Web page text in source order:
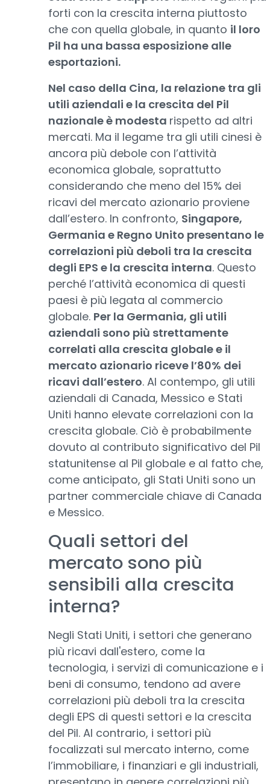
forti con la crescita interna piuttosto
che con quella globale, in quanto il loro
Pil ha una bassa esposizione alle
esportazioni.
Nel caso della Cina, la relazione tra gli
utili aziendali e la crescita del Pil
nazionale è modesta rispetto ad altri
mercati. Ma il legame tra gli utili cinesi è
ancora più debole con l’attività
economica globale, soprattutto
considerando che meno del 15% dei
ricavi del mercato azionario proviene
dall’estero. In confronto, Singapore,
Germania e Regno Unito presentano le
correlazioni più deboli tra la crescita
degli EPS e la crescita interna. Questo
perché l’attività economica di questi
paesi è più legata al commercio
globale. Per la Germania, gli utili
aziendali sono più strettamente
correlati alla crescita globale e il
mercato azionario riceve l’80% dei
ricavi dall’estero. Al contempo, gli utili
aziendali di Canada, Messico e Stati
Uniti hanno elevate correlazioni con la
crescita globale. Ciò è probabilmente
dovuto al contributo significativo del Pil
statunitense al Pil globale e al fatto che,
come anticipato, gli Stati Uniti sono un
partner commerciale chiave di Canada
e Messico.
Quali settori del
mercato sono più
sensibili alla crescita
interna?
Negli Stati Uniti, i settori che generano
più ricavi dall'estero, come la
tecnologia, i servizi di comunicazione e i
beni di consumo, tendono ad avere
correlazioni più deboli tra la crescita
degli EPS di questi settori e la crescita
del Pil. Al contrario, i settori più
focalizzati sul mercato interno, come
l’immobiliare, i finanziari e gli industriali,